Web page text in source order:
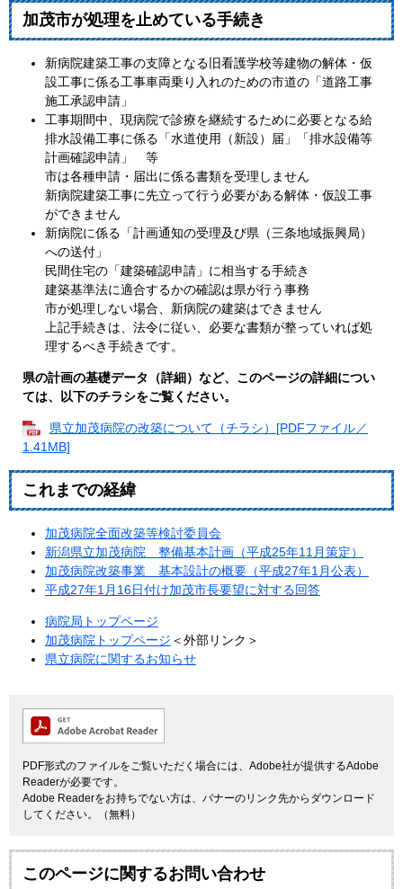
加茂市が処理を止めている手続き
新病院建築工事の支障となる旧看護学校等建物の解体・仮
設工事に係る工事車両乗り入れのための市道の「道路工事
施工承認申請」
工事期間中、現病院で診療を継続するために必要となる給
排水設備工事に係る「水道使用（新設）届」「排水設備等
計画確認申請」 等
市は各種申請・届出に係る書類を受理しません
新病院建築工事に先立って行う必要がある解体・仮設工事
ができません
新病院に係る「計画通知の受理及び県（三条地域振興局）
への送付」
民間住宅の「建築確認申請」に相当する手続き
建築基準法に適合するかの確認は県が行う事務
市が処理しない場合、新病院の建築はできません
上記手続きは、法令に従い、必要な書類が整っていれば処
理するべき手続きです。
県の計画の基礎データ（詳細）など、このページの詳細につい
ては、以下のチラシをご覧ください。
県立加茂病院の改築について（チラシ）[PDFファイル／
1.41MB]
これまでの経緯
加茂病院全面改築等検討委員会
新潟県立加茂病院 整備基本計画（平成25年11月策定）
加茂病院改築事業 基本設計の概要（平成27年1月公表）
平成27年1月16日付け加茂市長要望に対する回答
病院局トップページ
加茂病院トップページ ＜外部リンク＞
県立病院に関するお知らせ
PDF形式のファイルをご覧いただく場合には、Adobe社が提供するAdobe
Readerが必要です。
Adobe Readerをお持ちでない方は、バナーのリンク先からダウンロード
してください。（無料）
このページに関するお問い合わせ